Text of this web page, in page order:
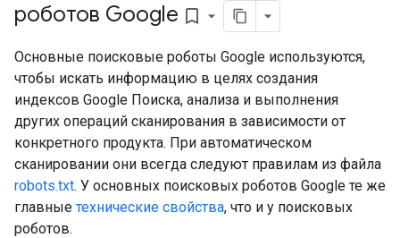
роботов Google bookmark_border
Основные поисковые роботы Google используются,
чтобы искать информацию в целях создания
индексов Google Поиска, анализа и выполнения
других операций сканирования в зависимости от
конкретного продукта. При автоматическом
сканировании они всегда следуют правилам из файла
robots.txt. У основных поисковых роботов Google те же
главные технические свойства, что и у поисковых
роботов.